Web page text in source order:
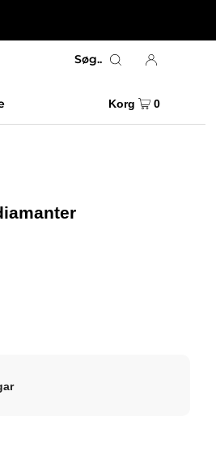
Søg..
Korg 0